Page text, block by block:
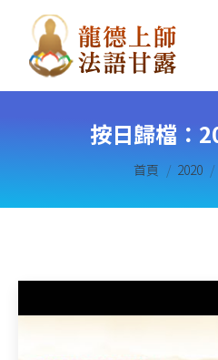
按日歸檔：
您在這裡：
首頁 2020